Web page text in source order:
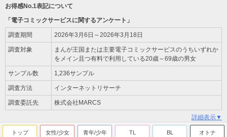
お得感No.1表記について
「電子コミックサービスに関するアンケート」
調査期間 2026年3月6日～2026年3月18日
調査対象
まんが王国または主要電子コミックサービスのうちいずれか
をメイン且つ有料で利用している20歳～69歳の男女
サンプル数 1,236サンプル
調査方法 インターネットリサーチ
調査委託先 株式会社MARCS
詳細表示▼
トップ 女性/少女 青年/少年 TL BL オトナ